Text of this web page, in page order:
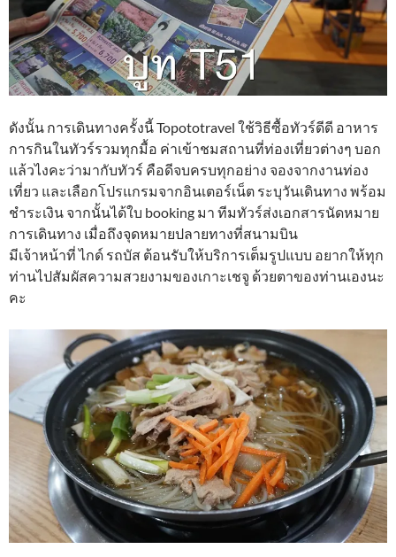
ดังนั้น การเดินทางครั้งนี้ Topototravel ใช้วิธีซื้อทัวร์ดีดี อาหาร
การกินในทัวร์รวมทุกมื้อ ค่าเข้าชมสถานที่ท่องเที่ยวต่างๆ บอก
แล้วไงคะว่ามากับทัวร์ คือดีจบครบทุกอย่าง จองจากงานท่อง
เที่ยว และเลือกโปรแกรมจากอินเตอร์เน็ต ระบุวันเดินทาง พร้อม
ชำระเงิน จากนั้นได้ใบ booking มา ทีมทัวร์ส่งเอกสารนัดหมาย
การเดินทาง เมื่อถึงจุดหมายปลายทางที่สนามบิน
มีเจ้าหน้าที่ ไกด์ รถบัส ต้อนรับให้บริการเต็มรูปแบบ อยากให้ทุก
ท่านไปสัมผัสความสวยงามของเกาะเชจู ด้วยตาของท่านเองนะ
คะ